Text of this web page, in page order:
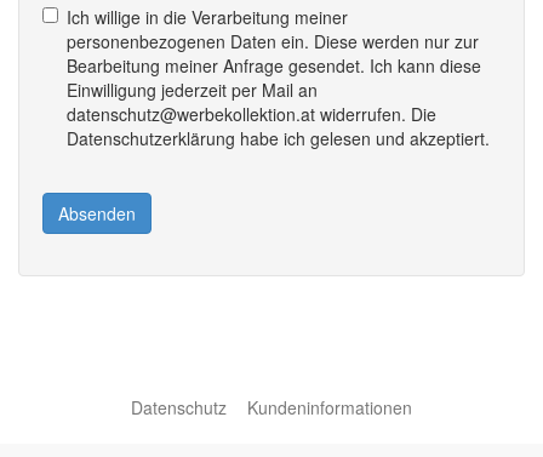
Ich willige in die Verarbeitung meiner
personenbezogenen Daten ein. Diese werden nur zur
Bearbeitung meiner Anfrage gesendet. Ich kann diese
Einwilligung jederzeit per Mail an
datenschutz@werbekollektion.at widerrufen. Die
Datenschutzerklärung habe ich gelesen und akzeptiert.
Absenden
Datenschutz Kundeninformationen